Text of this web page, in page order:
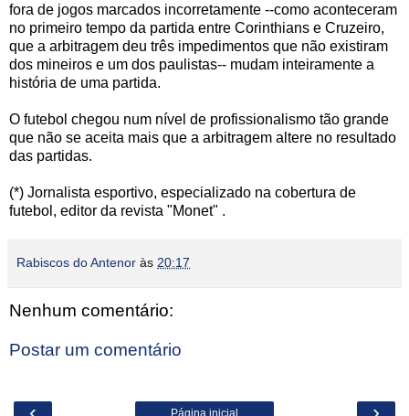
fora de jogos marcados incorretamente --como aconteceram
no primeiro tempo da partida entre Corinthians e Cruzeiro,
que a arbitragem deu três impedimentos que não existiram
dos mineiros e um dos paulistas-- mudam inteiramente a
história de uma partida.
O futebol chegou num nível de profissionalismo tão grande
que não se aceita mais que a arbitragem altere no resultado
das partidas.
(*) Jornalista esportivo, especializado na cobertura de
futebol, editor da revista "Monet" .
Rabiscos do Antenor às 20:17
Nenhum comentário:
Postar um comentário
Página inicial